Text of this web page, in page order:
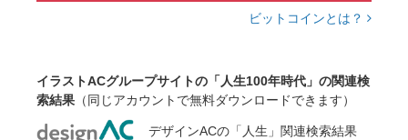
ビットコインとは？
イラストACグループサイトの「人生100年時代」の関連検
索結果 （同じアカウントで無料ダウンロードできます）
デザインACの「人生」関連検索結果